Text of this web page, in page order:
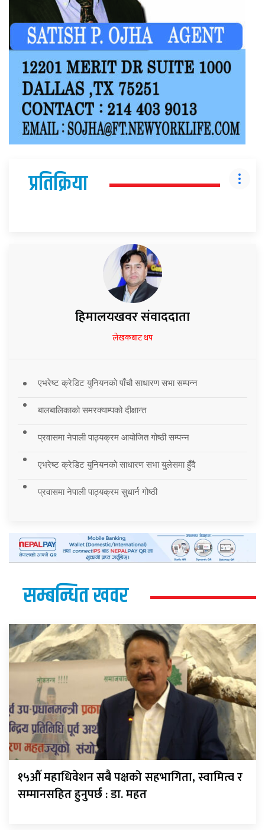
प्रतिक्रिया
हिमालयखवर संवाददाता
लेखकबाट थप
एभरेष्ट क्रेडिट युनियनको पाँचौ साधारण सभा सम्पन्न
बालबालिकाको समरक्याम्पको दीक्षान्त
प्रवासमा नेपाली पाठ्यक्रम आयोजित गोष्ठी सम्पन्न
एभरेष्ट क्रेडिट युनियनको साधारण सभा युलेसमा हुँदै
प्रवासमा नेपाली पाठ्यक्रम सुधार्न गोष्ठी
सम्बन्धित खवर
१५औँ महाधिवेशन सबै पक्षको सहभागिता, स्वामित्व र
सम्मानसहित हुनुपर्छ : डा. महत